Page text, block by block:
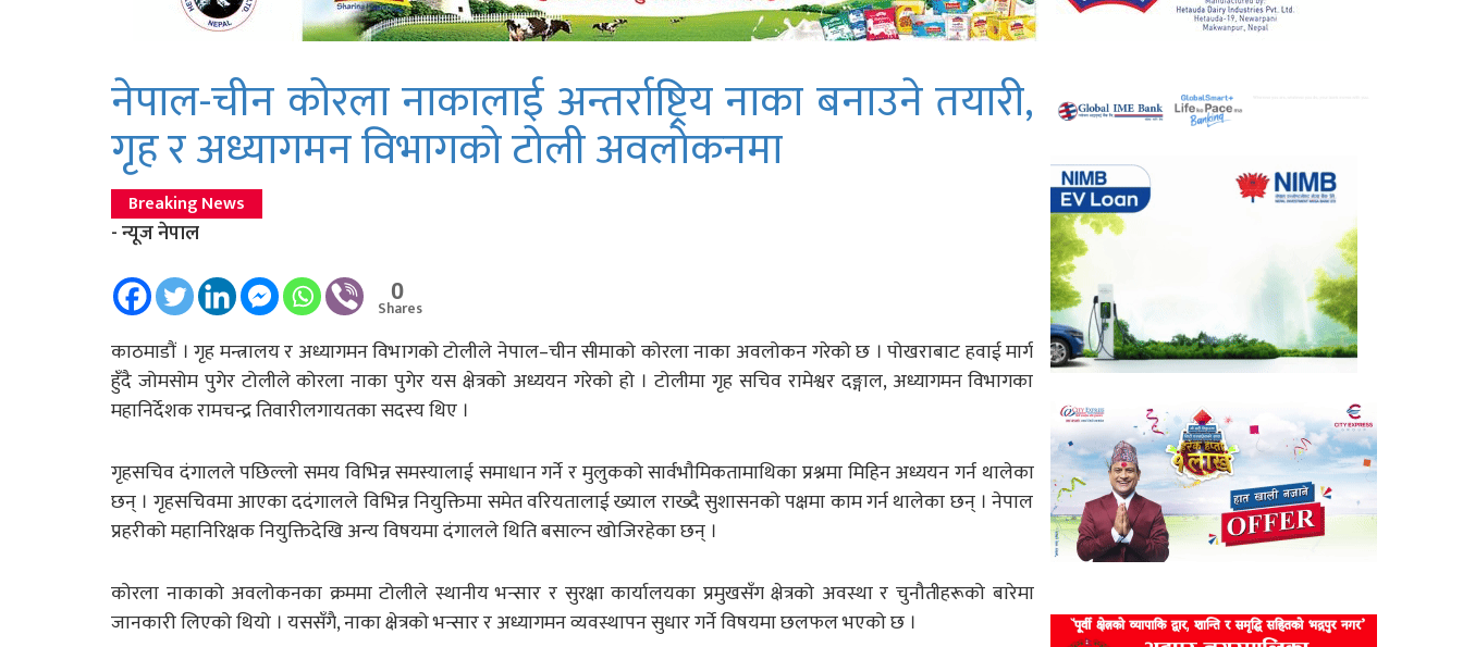
नेपाल-चीन कोरला नाकालाई अन्तर्राष्ट्रिय नाका बनाउने तयारी,
गृह र अध्यागमन विभागको टोली अवलोकनमा
Breaking News
- न्यूज नेपाल
0
Shares
काठमाडाैं । गृह मन्त्रालय र अध्यागमन विभागको टोलीले नेपाल–चीन सीमाको कोरला नाका अवलोकन गरेको छ । पोखराबाट हवाई मार्ग
हुँदै जोमसोम पुगेर टोलीले कोरला नाका पुगेर यस क्षेत्रको अध्ययन गरेको हो । टोलीमा गृह सचिव रामेश्वर दङ्गाल, अध्यागमन विभागका
महानिर्देशक रामचन्द्र तिवारीलगायतका सदस्य थिए ।
गृहसचिव दंगालले पछिल्लो समय विभिन्न समस्यालाई समाधान गर्ने र मुलुकको सार्वभाैमिकतामाथिका प्रश्नमा मिहिन अध्ययन गर्न थालेका
छन् । गृहसचिवमा आएका ददंगालले विभिन्न नियुक्तिमा समेत वरियतालाई ख्याल राख्दै सुशासनको पक्षमा काम गर्न थालेका छन् । नेपाल
प्रहरीको महानिरिक्षक नियुक्तिदेखि अन्य विषयमा दंगालले थिति बसाल्न खोजिरहेका छन् ।
कोरला नाकाको अवलोकनका क्रममा टोलीले स्थानीय भन्सार र सुरक्षा कार्यालयका प्रमुखसँग क्षेत्रको अवस्था र चुनौतीहरूको बारेमा
जानकारी लिएको थियो । यससँगै, नाका क्षेत्रको भन्सार र अध्यागमन व्यवस्थापन सुधार गर्ने विषयमा छलफल भएको छ ।